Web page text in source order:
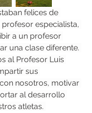
felices de
especialista,
a un profesor
una clase diferente.
al Profesor Luis
sus
nosotros, motivar
al desarrollo
atletas.